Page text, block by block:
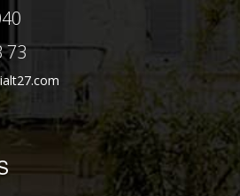
73